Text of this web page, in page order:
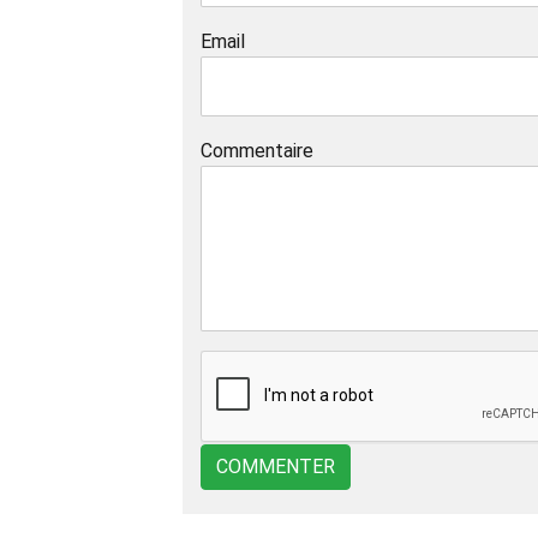
Email
Commentaire
COMMENTER